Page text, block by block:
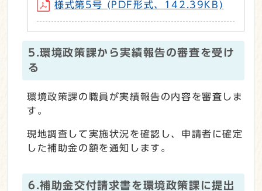
様式第5号 (PDF形式、142.39KB)
5.環境政策課から実績報告の審査を受け
る
環境政策課の職員が実績報告の内容を審査しま
す。
現地調査して実施状況を確認し、申請者に確定
した補助金の額を通知します。
6.補助金交付請求書を環境政策課に提出